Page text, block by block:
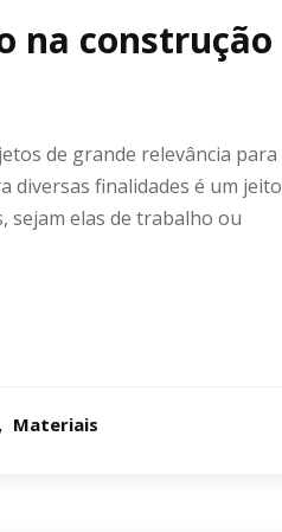
na construção
de grande relevância para
diversas finalidades é um jeito
sejam elas de trabalho ou
Materiais